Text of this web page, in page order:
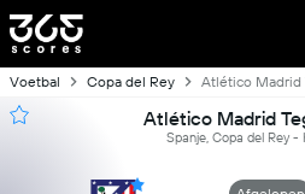
Voetbal Copa del Rey Atlético Madrid
Atlético Madrid
Spanje, Copa del Rey -